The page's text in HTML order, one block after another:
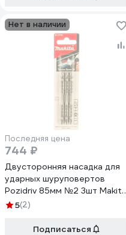
Нет в наличии
Последняя цена
744 ₽
Двусторонняя насадка для
ударных шуруповертов
Pozidriv 85мм №2 3шт Makita
B-12790
5(2)
Подписаться